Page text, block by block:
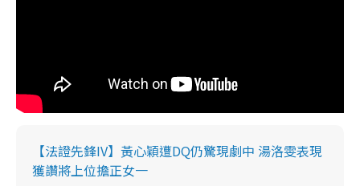
【法證先鋒IV】黃心穎遭DQ仍驚現劇中 湯洛雯表現
獲讚將上位擔正女一